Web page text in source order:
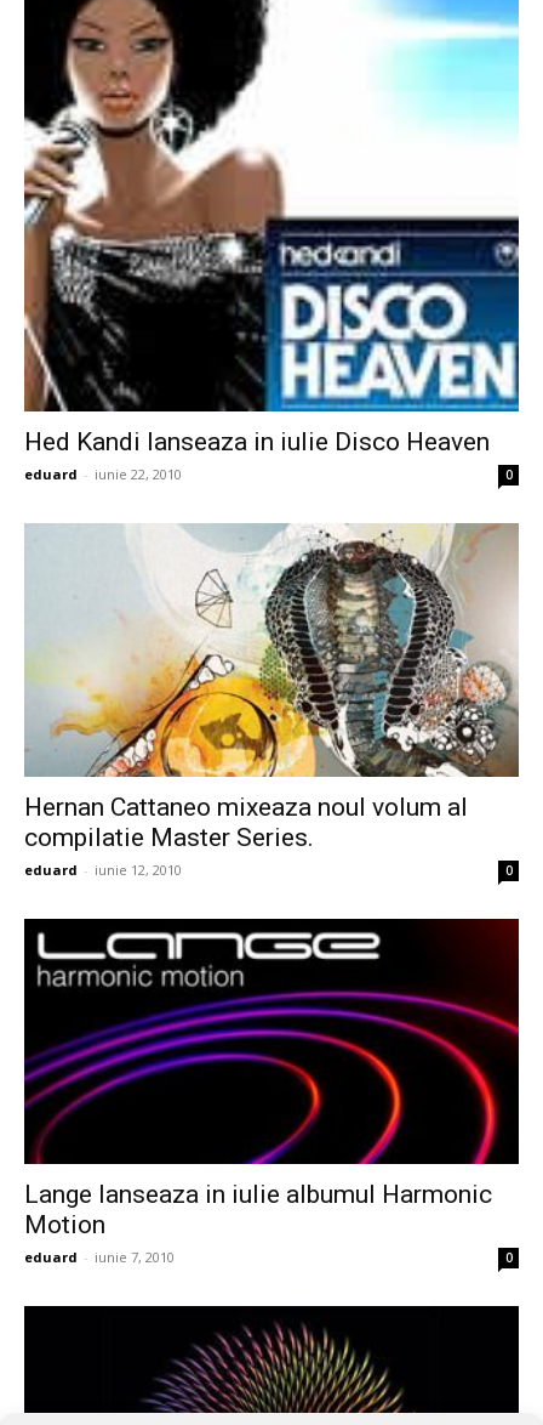
Hed Kandi lanseaza in iulie Disco Heaven
eduard - iunie 22, 2010 0
Hernan Cattaneo mixeaza noul volum al
compilatie Master Series.
eduard - iunie 12, 2010 0
Lange lanseaza in iulie albumul Harmonic
Motion
eduard - iunie 7, 2010 0